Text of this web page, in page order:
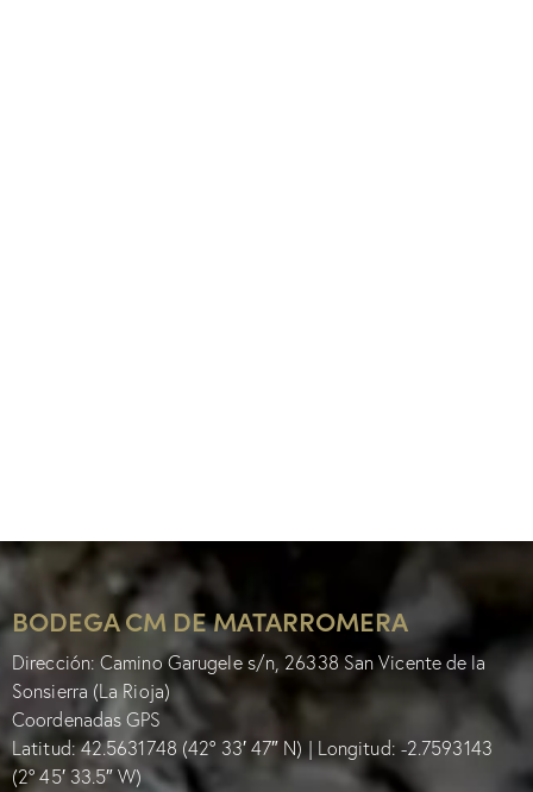
BODEGA CM DE MATARROMERA
Dirección: Camino Garugele s/n, 26338 San Vicente de la
Sonsierra (La Rioja)
Coordenadas GPS
Latitud: 42.5631748 (42° 33′ 47″ N) | Longitud: -2.7593143
(2° 45′ 33.5″ W)